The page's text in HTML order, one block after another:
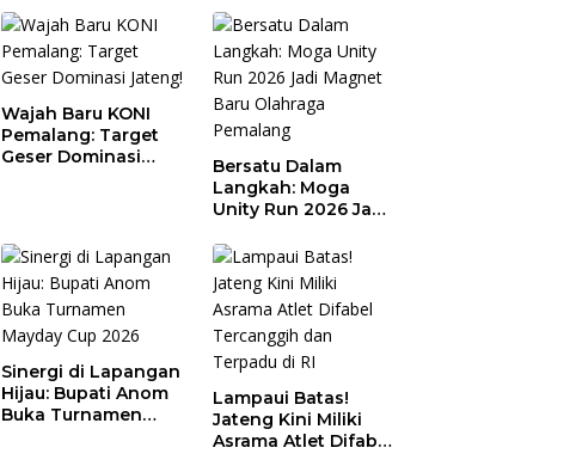
Wajah Baru KONI
Pemalang: Target
Geser Dominasi
Bersatu Dalam
Langkah: Moga
Unity Run 2026 Jadi
Olahraga Pemalang
Sinergi di Lapangan
Hijau: Bupati Anom
Buka Turnamen
Lampaui Batas!
Jateng Kini Miliki
Asrama Atlet Difabel